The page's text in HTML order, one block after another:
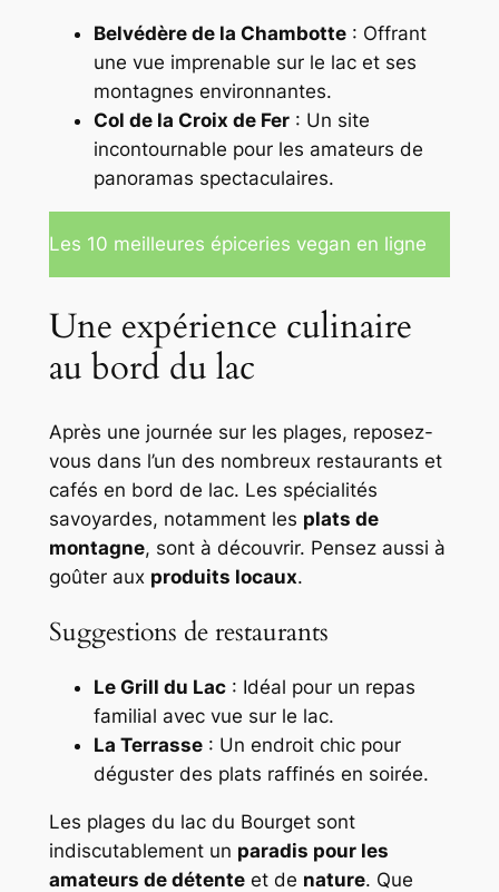
Belvédère de la Chambotte: Offrant
une vue imprenable sur le lac et ses
montagnes environnantes.
Col de la Croix de Fer: Un site
incontournable pour les amateurs de
panoramas spectaculaires.
Les 10 meilleures épiceries vegan en ligne
Une expérience culinaire
au bord du lac
Après une journée sur les plages, reposez-
vous dans l’un des nombreux restaurants et
cafés en bord de lac. Les spécialités
savoyardes, notamment les plats de
montagne, sont à découvrir. Pensez aussi à
goûter aux produits locaux.
Suggestions de restaurants
Le Grill du Lac: Idéal pour un repas
familial avec vue sur le lac.
La Terrasse: Un endroit chic pour
déguster des plats raffinés en soirée.
Les plages du lac du Bourget sont
indiscutablement un paradis pour les
amateurs de détenteet de nature. Que